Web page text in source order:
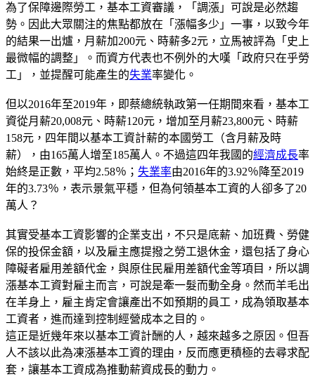
為了保障邊際勞工，基本工資審議，「調漲」可說是必然趨
勢。因此大眾關注的焦點都放在「漲幅多少」一事，以致今年
的結果一出爐，月薪加200元、時薪多2元，立馬被評為「史上
最微幅的調整」。而資方代表也不例外的大嘆「政府只在乎勞
工」，並提醒可能產生的失業率變化。
但以2016年至2019年，即蔡總統執政第一任期間來看，基本工
資從月薪20,008元、時薪120元，增加至月薪23,800元、時薪
158元，四年間以基本工資計薪的本國勞工（含月薪及時
薪），由165萬人增至185萬人。不過這四年我國的經濟成長率
始終是正數，平均2.58％； 失業率由2016年的3.92％降至2019
年的3.73％，表示景氣平穩，但為何領基本工資的人卻多了20
萬人？
其實受基本工資影響的企業支出，不只是底薪、加班費、勞健
保的投保金額，以及雇主應提撥之勞工退休金，還包括了身心
障礙者雇用差額代金，與原住民雇用差額代金等項目，所以調
漲基本工資對雇主而言，可說是牽一髮而動全身。然而羊毛出
在羊身上，雇主肯定會讓產出不如預期的員工，成為領取基本
工資者，進而達到控制經營成本之目的。
這正是近幾年來以基本工資計酬的人，越來越多之原因。但吾
人不該以此為凍漲基本工資的理由，反而應更積極的去尋求配
套，讓基本工資成為推動薪資成長的動力。